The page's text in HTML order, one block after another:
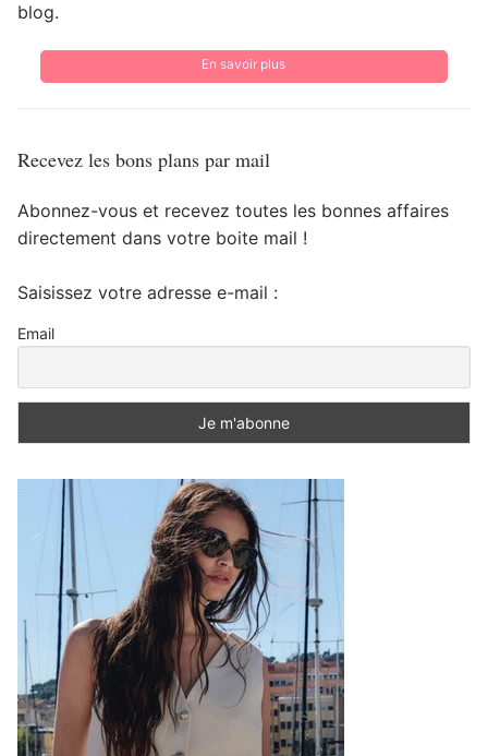
blog.
En savoir plus
Recevez les bons plans par mail
Abonnez-vous et recevez toutes les bonnes affaires
directement dans votre boite mail !
Saisissez votre adresse e-mail :
Email